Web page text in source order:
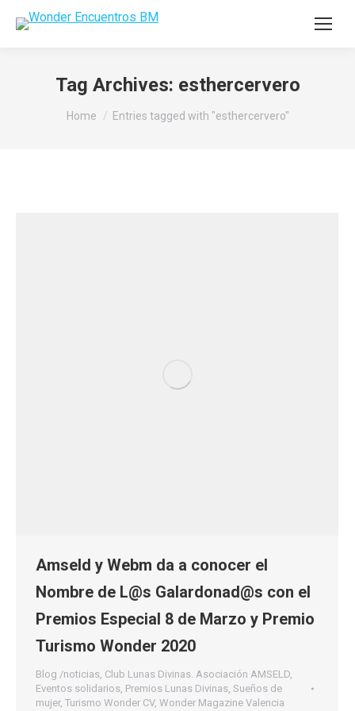
Tag Archives: esthercervero
You are here:
Home Entries tagged with "esthercervero"
Amseld y Webm da a conocer el
Nombre de L@s Galardonad@s con el
Premios Especial 8 de Marzo y Premio
Turismo Wonder 2020
Blog /noticias, Club Lunas Divinas. Asociación AMSELD,
Eventos solidarios, Premios Lunas Divinas, Sueños de
mujer, Turismo Wonder CV, Wonder Magazine Valencia